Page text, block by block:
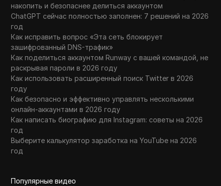
накопить и безопаснее делиться аккаунтом
ChatGPT сейчас полностью заполнен: 7 решений на 2026
год
Как исправить вопрос «Эта сеть блокирует
зашифрованный DNS-трафик»
Как поделиться аккаунтом Runway с вашей командой, не
раскрывая пароли в 2026 году
Как использовать расширенный поиск Twitter в 2026
году
Как безопасно и эффективно управлять несколькими
онлайн-аккаунтами в 2026 году
Как написать биографию для Instagram: советы на 2026
год
Выберите калькулятор заработка на YouTube на 2026
год
Популярные видео